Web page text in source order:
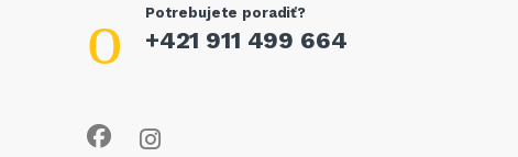
Potrebujete poradiť?
+421 911 499 664